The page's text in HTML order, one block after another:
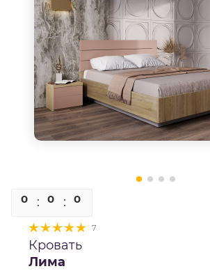
0 0 0
7
Кровать
Лима